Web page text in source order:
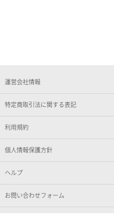
運営会社情報
特定商取引法に関する表記
利用規約
個人情報保護方針
ヘルプ
お問い合わせフォーム